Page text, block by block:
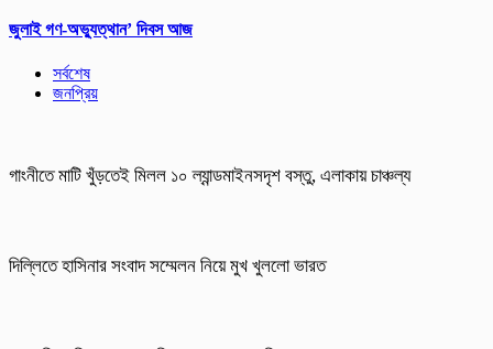
জুলাই গণ-অভ্যুত্থান’ দিবস আজ
সর্বশেষ
জনপ্রিয়
গাংনীতে মাটি খুঁড়তেই মিলল ১০ ল্যান্ডমাইনসদৃশ বস্তু, এলাকায় চাঞ্চল্য
দিল্লিতে হাসিনার সংবাদ সম্মেলন নিয়ে মুখ খুললো ভারত